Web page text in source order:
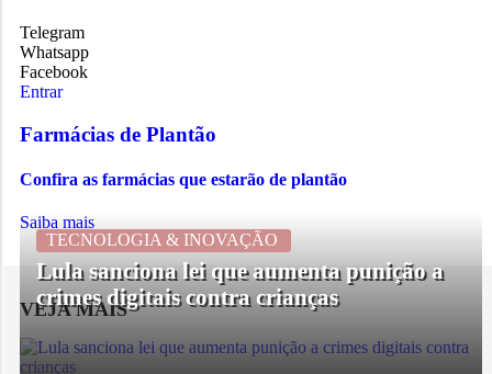
Telegram
Whatsapp
Facebook
Entrar
Farmácias de Plantão
Confira as farmácias que estarão de plantão
Saiba mais
VEJA MAIS
TECNOLOGIA & INOVAÇÃO
Lula sanciona lei que aumenta punição a
crimes digitais contra crianças